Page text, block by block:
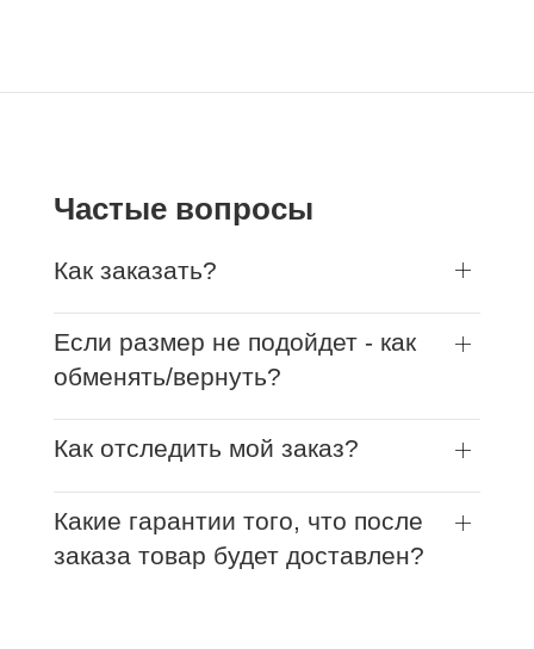
Частые вопросы
Как заказать?
Если размер не подойдет - как
обменять/вернуть?
Как отследить мой заказ?
Какие гарантии того, что после
заказа товар будет доставлен?